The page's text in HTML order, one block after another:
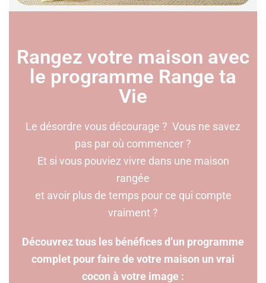
Rangez votre maison avec
le programme Range ta
Vie
Le désordre vous décourage ? Vous ne savez
pas par où commencer ?
Et si vous pouviez vivre dans une maison
rangée
et avoir plus de temps pour ce qui compte
vraiment ?
Découvrez tous les bénéfices d’un programme
complet pour faire de votre maison un vrai
cocon à votre image :